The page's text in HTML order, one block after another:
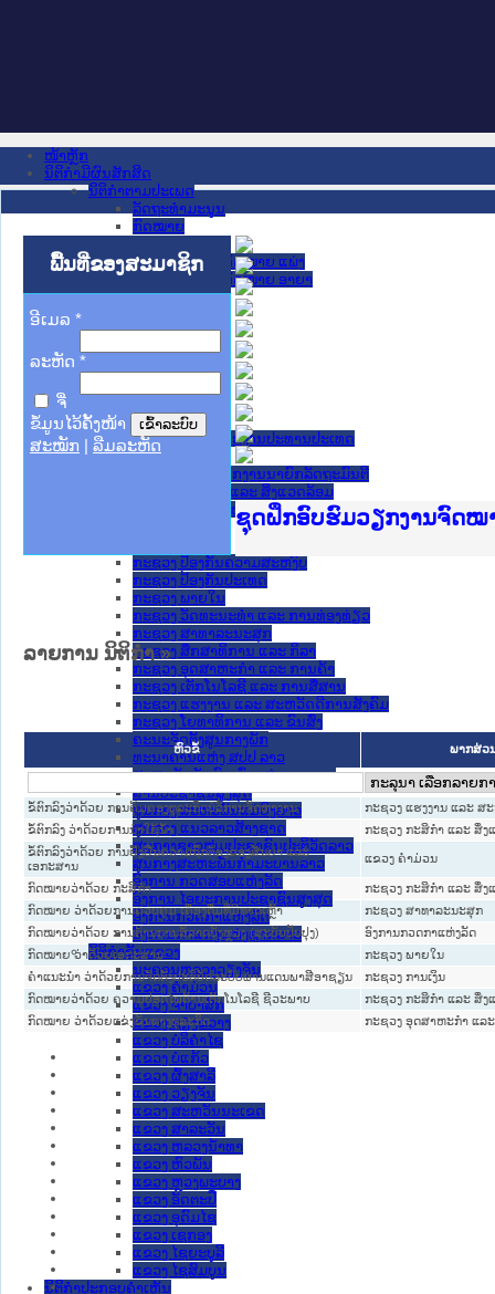
ໜ້າຫຼັກ
ນິຕິກໍາມີຜົນສັກສິດ
ນິຕິກໍາຕາມປະເພດ
ລັດຖະທໍາມະນູນ
ກົດໝາຍ
ປະມວນກົດໝາຍ ແພ່ງ
ປະມວນກົດໝາຍ ອາຍາ
ມະຕິຕົກລົງ
ລັດຖະດໍາລັດ
ດໍາລັດ
ຄໍາສັ່ງ
ນິຕິກໍາຂັ້ນສູນກາງ
ຫ້ອງວ່າການສໍານັກງານປະທານປະເທດ
ສະພາແຫ່ງຊາດ
ຫ້ອງວ່າການສຳນັກງານນາຍົກລັດຖະມົນຕີ
ກະຊວງ ກະສິກຳ ແລະ ສິ່ງແວດລ້ອມ
ກະຊວງ ການຕ່າງປະເທດ
ກະຊວງ ປ້ອງກັນຄວາມສະຫງົບ
ກະຊວງ ປ້ອງກັນປະເທດ
ກະຊວງ ພາຍໃນ
ກະຊວງ ວັດທະນະທຳ ແລະ ການທ່ອງທ່ຽວ
ກະຊວງ ສາທາລະນະສຸກ
ກະຊວງ ສຶກສາທິການ ແລະ ກິລາ
ກະຊວງ ອຸດສາຫະກຳ ແລະ ການຄ້າ
ກະຊວງ ເຕັກໂນໂລຊີ ແລະ ການສື່ສານ
ກະຊວງ ແຮງງານ ແລະ ສະຫວັດດີການສັງຄົມ
ກະຊວງ ໂຍທາທິການ ແລະ ຂົນສົ່ງ
ຄະນະຈັດຕັ້ງສູນກາງພັກ
ທະນາຄານແຫ່ງ ສປປ ລາວ
ສະຫະພັນນັກຮົບເກົ່າແຫ່ງຊາດລາວ
ສານປະຊາຊົນສູງສຸດ
ສູນກາງ ສະຫະພັນແມ່ຍິງລາວ
ສູນກາງ ແນວລາວສ້າງຊາດ
ສູນກາງຊາວໜຸ່ມປະຊາຊົນປະຕິວັດລາວ
ສູນກາງສະຫະພັນກຳມະບານລາວ
ອົງການ ກວດສອບແຫ່ງລັດ
ອົງການ ໄອຍະການປະຊາຊົນສູງສຸດ
ອົງການກວດກາແຫ່ງລັດ
ອົງການກາແດງແຫ່ງຊາດລາວ
ນິຕິກໍາຂັ້ນແຂວງ
ນະ​ຄອນ​ຫລວງວຽງຈັນ
ແຂວງ ຄໍາມ່ວນ
ແຂວງ ຈໍາປາສັກ
ແຂວງ ຊຽງຂວາງ
ແຂວງ ບໍລິຄໍາໄຊ
ແຂວງ ບໍ່ແກ້ວ
ແຂວງ ຜົ້ງສາລີ
ແຂວງ ວຽງຈັນ
ແຂວງ ສະຫວັນນະເຂດ
ແຂວງ ສາລະວັນ
ແຂວງ ຫລວງນໍ້າທາ
ແຂວງ ຫົວພັນ
ແຂວງ ຫຼວງພະບາງ
ແຂວງ ອັດຕະປື
ແຂວງ ອຸດົມໄຊ
ແຂວງ ເຊກອງ
ແຂວງ ໄຊຍະບູລີ
ແຂວງ ໄຊສົມບູນ
ນິຕິກໍາປະກອບຄໍາເຫັນ
ພື້ນທີ່ຂອງສະມາຊິກ
ອີເມລ *
ລະຫັດ *
ຈື່
ຂໍ້ມູນໄວ້ຄັ້ງໜ້າ
ສະໝັກ
ລືມລະຫັດ
Ministry of Justice Lao
ເຜີຍແຜ່ວັບໄຊຈົດໝາຍເຫດ
ກະຊວງຍຸຕິທຳ
ຊຸດຝຶກອົບຮົມວຽກງານຈົດໝ
ກອງປະຊຸມທົບທວນຄືນການ
ຝຶກອົບຮົມ ຜູ່ປະສານງານວຽ
ຝຶກອົບຮົມ ຜູ່ປະສານງານວຽ
ເຜີຍແຜ່ແອັບກົດໝາຍລາວ ແ
ເຜີຍແຜ່ແອັບກົດໝາຍລາວ ແ
ຍົກລະດັບວຽກງານຈົດໝາຍ
ຊຸດຝຶກອົບຮົມວຽກງານຈົດໝ
ລາຍການ ນິຕິກໍາ»
ຫົວຂໍ້ ພາກສ່ວ
ຂໍ້ຕົກລົງວ່າດ້ວຍ ການຄຸ້ມຄອງທຸລະກິດບໍລິການຈັດຫາງານ
ກະຊວງ ແຮງງານ ແລະ ສ
ຂໍ້ຕົກລົງ ວ່າດ້ວຍການນໍາໃຊ້ນໍ້າ
ກະຊວງ ກະສິກຳ ແລະ ສິ່ງ
ຂໍ້ຕົກລົງວ່າດ້ວຍ ການຢັ້ງຢືນຄວາມຖຶກຕ້ອງຂອງສັນຍາ ແລະ
ເອກະສານ
ແຂວງ ຄໍາມ່ວນ
ກົດໝາຍວ່າດ້ວຍ ກະສິກຳ
ກະຊວງ ກະສິກຳ ແລະ ສິ່ງ
ກົດໝາຍ ວ່າດ້ວຍການຄວບຄຸມ ເຄື່ອງດື່ມທີ່ມີທາດເຫຼົ້າ
ກະຊວງ ສາທາລະນະສຸກ
ກົດໝາຍວ່າດ້ວຍ ການຕ້ານການສໍ້ລາດບັງຫຼວງ (ສະບັບປັບປຸງ)
ອົງການກວດກາແຫ່ງລັດ
ກົດໝາຍ ວ່າດ້ວຍເອກະສານ
ກະຊວງ ພາຍໃນ
ຄໍາແນະນໍາ ວ່າດ້ວຍການຈັດຕັ້ງປະຕິບັດລະບົບຜ່ານແດນພາສີອາຊຽນ
ກະຊວງ ການເງິນ
ກົດໝາຍວ່າດ້ວຍ ຄວາມປອດໄພດ້ານເຕັກໂນໂລຊີ ຊີວະພາບ
ກະຊວງ ກະສິກຳ ແລະ ສິ່ງ
ກົດໝາຍ ວ່າດ້ວຍແຂ່ງຂັນທາງທຸລະກິດ
ກະຊວງ ອຸດສາຫະກຳ ແລ